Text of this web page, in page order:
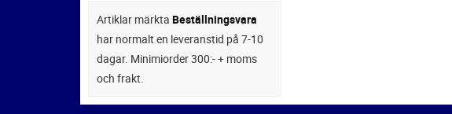
Artiklar märkta Beställningsvara
har normalt en leveranstid på 7-10
dagar. Minimiorder 300:- + moms
och frakt.